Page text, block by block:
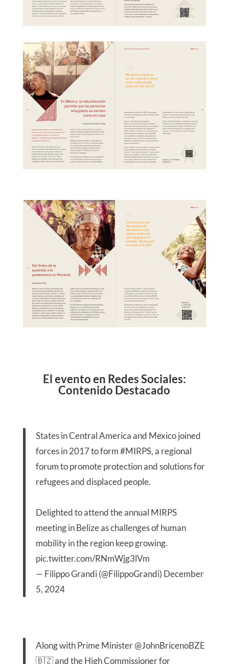
El evento en Redes Sociales:
Contenido Destacado
States in Central America and Mexico joined
forces in 2017 to form#MIRPS, a regional
forum to promote protection and solutions for
refugees and displaced people.
Delighted to attend the annual MIRPS
meeting in Belize as challenges of human
mobility in the region keep growing.
pic.twitter.com/RNmWjg3lVm
— Filippo Grandi (@FilippoGrandi) December
5, 2024
Along with Prime Minister@JohnBricenoBZE
🇧🇿 and the High Commissioner for